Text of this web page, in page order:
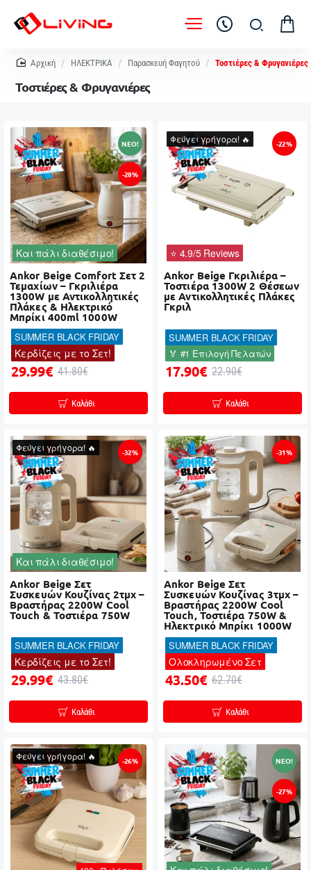
Τοστιέρες & Φρυγανιέρες
homeΗΛΕΚΤΡΙΚΑ Παρασκευή Φαγητού Τοστιέρες & Φρυγανιέρες
NEO!
Και πάλι διαθέσιμο!
-28%
Ankor Beige Comfort Σετ 2
Τεμαχίων – Γκριλιέρα
1300W με Αντικολλητικές
Πλάκες & Ηλεκτρικό
Μπρίκι 400ml 1000W
SUMMER BLACK FRIDAY
Κερδίζεις με το Σετ!
29.99€ 41.80€
Καλάθι
Φεύγει γρήγορα! 🔥
⭐ 4.9/5 Reviews
-22%
Ankor Beige Γκριλιέρα –
Τοστιέρα 1300W 2 Θέσεων
με Αντικολλητικές Πλάκες
Γκριλ
SUMMER BLACK FRIDAY
🏅 #1 Επιλογή Πελατών
17.90€ 22.90€
Καλάθι
Φεύγει γρήγορα! 🔥
Και πάλι διαθέσιμο!
-32%
Ankor Beige Σετ
Συσκευών Κουζίνας 2τμχ –
Βραστήρας 2200W Cool
Touch & Τοστιέρα 750W
SUMMER BLACK FRIDAY
Κερδίζεις με το Σετ!
29.99€ 43.80€
Καλάθι
-31%
Ankor Beige Σετ
Συσκευών Κουζίνας 3τμχ –
Βραστήρας 2200W Cool
Touch, Τοστιέρα 750W &
Ηλεκτρικό Μπρίκι 1000W
SUMMER BLACK FRIDAY
Ολοκληρωμένο Σετ
43.50€ 62.70€
Καλάθι
Φεύγει γρήγορα! 🔥 -26% NEO!
-27%